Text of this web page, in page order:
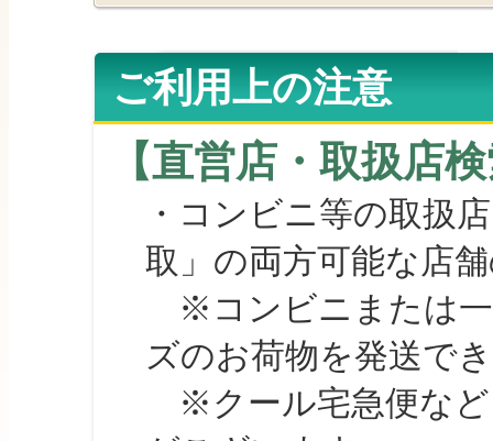
ご利用上の注意
【直営店・取扱店
・コンビニ等の取扱
取」の両方可能な店
※コンビニまたは一
ズのお荷物を発送で
※クール宅急便など